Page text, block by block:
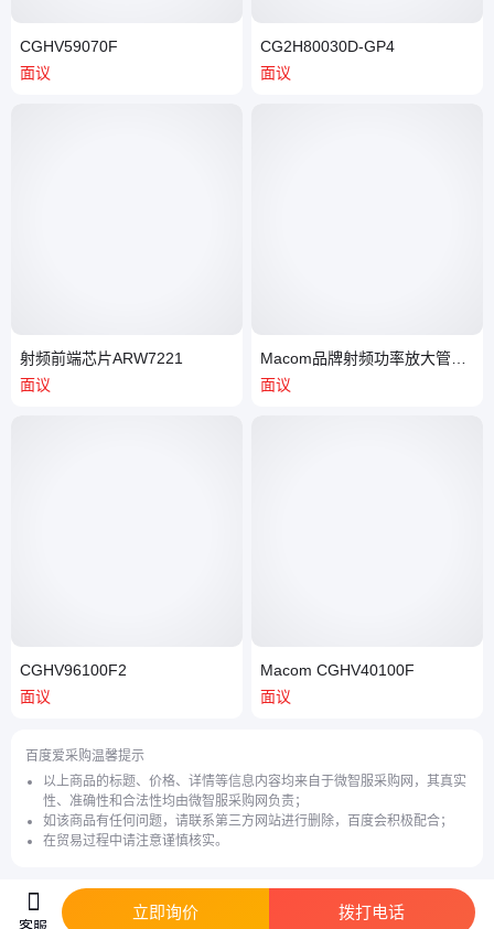
CGHV59070F
面议
射频前端芯片ARW7221
面议
CGHV96100F2
面议
CG2H80030D-GP4
面议
Macom品牌射频功率放大管
CGH40045F
面议
Macom CGHV40100F
面议
百度爱采购温馨提示
以上商品的标题、价格、详情等信息内容均来自于微智服采购网，其真实
性、准确性和合法性均由微智服采购网负责；
如该商品有任何问题，请联系第三方网站进行删除，百度会积极配合；
在贸易过程中请注意谨慎核实。
立即询价 拨打电话